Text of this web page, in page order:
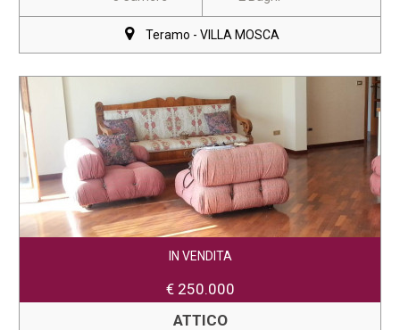
Teramo - VILLA MOSCA
IN VENDITA
€ 250.000
ATTICO